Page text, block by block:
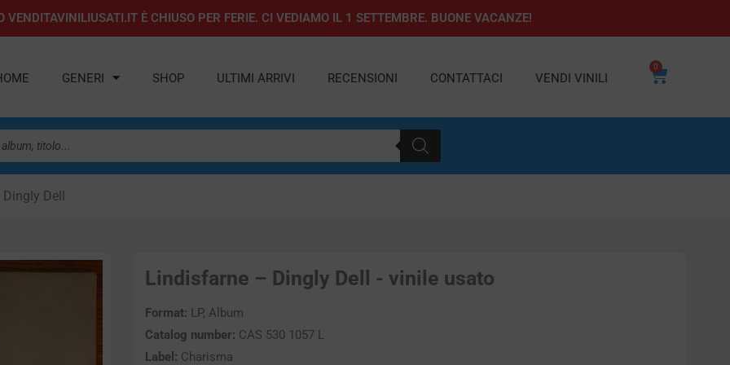
È CHIUSO PER FERIE. CI VEDIAMO IL 1 SETTEMBRE. BUONE VACANZE!
GENERI SHOP ULTIMI ARRIVI RECENSIONI CONTATTACI VENDI VINILI
0
Carrello
Dell
Lindisfarne – Dingly Dell - vinile usato
Format: LP, Album
Catalog number: CAS 530 1057 L
Label: Charisma